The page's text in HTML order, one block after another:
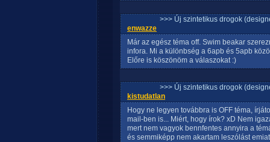
>>> Új szintetikus drogok
enwazze
Már az egész téma off. Swim beakar
infora. Mi a különbség a 6apb és 5apb
Előre is köszönöm a válaszokat :)
>>> Új szintetikus drogok
kistudatlan
Hogy ne legyen továbbra is OFF téma,
mail-ben is... Miért, hogy írok? xD Nem
mert nem vagyok bennfentes annyira a
és semmiképp nem akartam leszólást